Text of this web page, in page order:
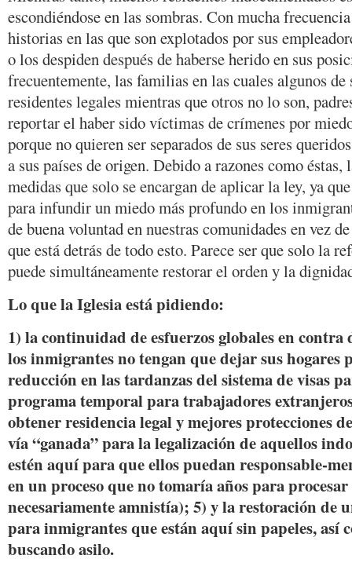
escondiéndose en las sombras. Con mucha
historias en las que son explotados por sus
o los despiden después de haberse herido en sus
frecuentemente, las familias en las cuales algunos de
residentes legales mientras que otros no lo son,
reportar el haber sido víctimas de crímenes por
porque no quieren ser separados de sus seres
a sus países de origen. Debido a razones como éstas,
medidas que solo se encargan de aplicar la ley, ya
para infundir un miedo más profundo en los
de buena voluntad en nuestras comunidades en vez
que está detrás de todo esto. Parece ser que solo la
puede simultáneamente restorar el orden y la
Lo que la Iglesia está pidiendo:
1) la continuidad de esfuerzos globales en contra
los inmigrantes no tengan que dejar sus hogares
reducción en las tardanzas del sistema de visas
programa temporal para trabajadores
obtener residencia legal y mejores protecciones
vía “ganada” para la legalización de aquellos
estén aquí para que ellos puedan responsable-
en un proceso que no tomaría años para
necesariamente amnistía); 5) y la restoración de
para inmigrantes que están aquí sin papeles, así
buscando asilo.